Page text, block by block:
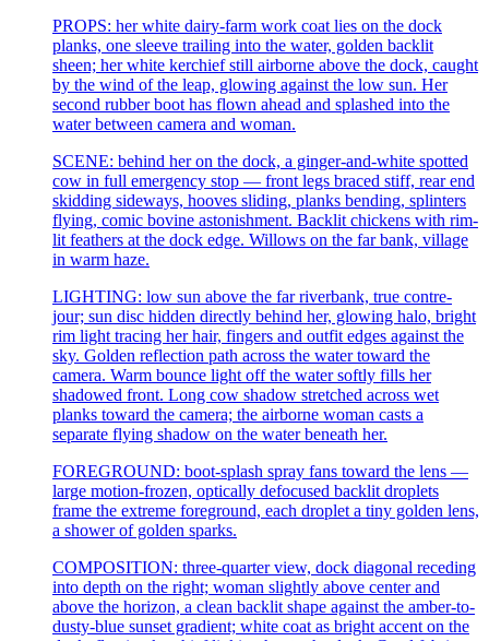
PROPS: her white dairy-farm work coat lies on the dock
planks, one sleeve trailing into the water, golden backlit
sheen; her white kerchief still airborne above the dock, caught
by the wind of the leap, glowing against the low sun. Her
second rubber boot has flown ahead and splashed into the
water between camera and woman.
SCENE: behind her on the dock, a ginger-and-white spotted
cow in full emergency stop — front legs braced stiff, rear end
skidding sideways, hooves sliding, planks bending, splinters
flying, comic bovine astonishment. Backlit chickens with rim-
lit feathers at the dock edge. Willows on the far bank, village
in warm haze.
LIGHTING: low sun above the far riverbank, true contre-
jour; sun disc hidden directly behind her, glowing halo, bright
rim light tracing her hair, fingers and outfit edges against the
sky. Golden reflection path across the water toward the
camera. Warm bounce light off the water softly fills her
shadowed front. Long cow shadow stretched across wet
planks toward the camera; the airborne woman casts a
separate flying shadow on the water beneath her.
FOREGROUND: boot-splash spray fans toward the lens —
large motion-frozen, optically defocused backlit droplets
frame the extreme foreground, each droplet a tiny golden lens,
a shower of golden sparks.
COMPOSITION: three-quarter view, dock diagonal receding
into depth on the right; woman slightly above center and
above the horizon, a clean backlit shape against the amber-to-
dusty-blue sunset gradient; white coat as bright accent on the